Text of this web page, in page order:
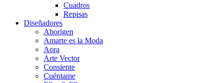
Cuadros
Repisas
Diseñadores
Aborigen
Amarte es la Moda
Aora
Arte Vector
Consiente
Cuéntame